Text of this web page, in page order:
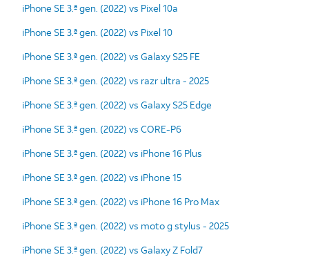
iPhone SE 3.ª gen. (2022) vs Pixel 10a
iPhone SE 3.ª gen. (2022) vs Pixel 10
iPhone SE 3.ª gen. (2022) vs Galaxy S25 FE
iPhone SE 3.ª gen. (2022) vs razr ultra - 2025
iPhone SE 3.ª gen. (2022) vs Galaxy S25 Edge
iPhone SE 3.ª gen. (2022) vs CORE-P6
iPhone SE 3.ª gen. (2022) vs iPhone 16 Plus
iPhone SE 3.ª gen. (2022) vs iPhone 15
iPhone SE 3.ª gen. (2022) vs iPhone 16 Pro Max
iPhone SE 3.ª gen. (2022) vs moto g stylus - 2025
iPhone SE 3.ª gen. (2022) vs Galaxy Z Fold7